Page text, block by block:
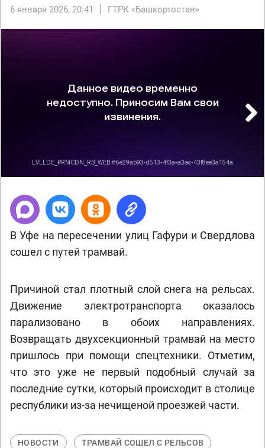
6 января 2026, 20:41 ГТРК «Башкортостан»
В Уфе на пересечении улиц Гафури и Свердлова
сошел с путей трамвай.
Причиной стал плотный слой снега на рельсах.
Движение электротранспорта оказалось
парализовано в обоих направлениях.
Возвращать двухсекционный трамвай на место
пришлось при помощи спецтехники. Отметим,
что это уже не первый подобный случай за
последние сутки, который происходит в столице
республики из-за нечищеной проезжей части.
НОВОСТИ ТРАМВАЙ СОШЕЛ С РЕЛЬСОВ